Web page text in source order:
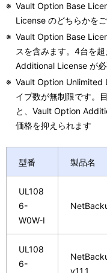
※ Vault Option Base
License のどちらかを
※ Vault Option Base
スを含みます。4台を
Additional License が
※ Vault Option Unlimited
イブ数が無制限です。
と、Vault Option
価格を抑えられます
型番 製品名
UL108
6-
W0W-I
UL108
6-
v11.1